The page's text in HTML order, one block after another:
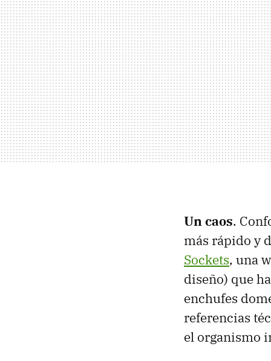
Un caos.
más rápido y
Sockets, una
diseño) que
enchufes
referencias
el organismo